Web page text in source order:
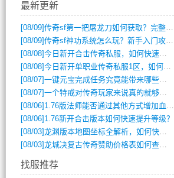
最新更新
[08/09]传奇sf第一把屠龙刀如何获取？完整攻略揭秘
[08/09]传奇sf神功系统怎么玩？新手入门攻略全解析
[08/08]今日新开合击传奇私服，如何快速提升角色战力？
[08/08]今日新开单职业传奇私服1区，如何快速升级与获取顶级装备？
[08/07]一键元宝完成任务究竟能带来哪些超值优势？
[08/07]一个特戒对传奇玩家来说真的就够用了吗？
[08/06] 1.76版法师能否通过其他方式增加血量？
[08/06] 1.76新开合击版本如何快速提升等级？
[08/03]龙渊版本地图坐标全解析，如何快速定位BOSS位置？
[08/03]龙城决复古传奇赞助价格表如何查询？
找服推荐